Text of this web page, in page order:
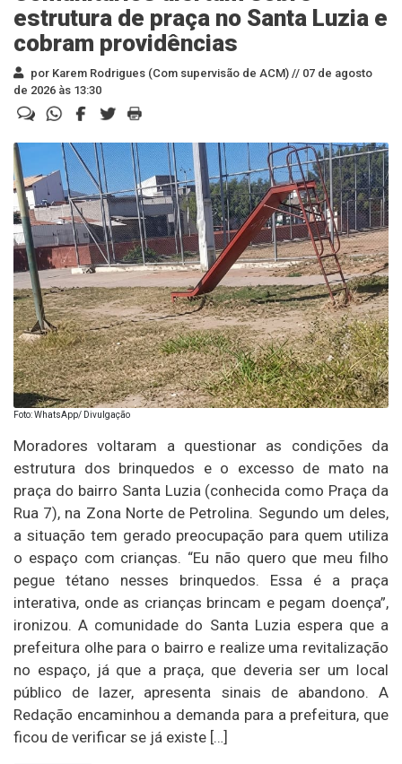
estrutura de praça no Santa Luzia e
cobram providências
por Karem Rodrigues (Com supervisão de ACM) // 07 de agosto
de 2026 às 13:30
Foto: WhatsApp/ Divulgação
Moradores voltaram a questionar as condições da
estrutura dos brinquedos e o excesso de mato na
praça do bairro Santa Luzia (conhecida como Praça da
Rua 7), na Zona Norte de Petrolina. Segundo um deles,
a situação tem gerado preocupação para quem utiliza
o espaço com crianças. “Eu não quero que meu filho
pegue tétano nesses brinquedos. Essa é a praça
interativa, onde as crianças brincam e pegam doença”,
ironizou. A comunidade do Santa Luzia espera que a
prefeitura olhe para o bairro e realize uma revitalização
no espaço, já que a praça, que deveria ser um local
público de lazer, apresenta sinais de abandono. A
Redação encaminhou a demanda para a prefeitura, que
ficou de verificar se já existe […]